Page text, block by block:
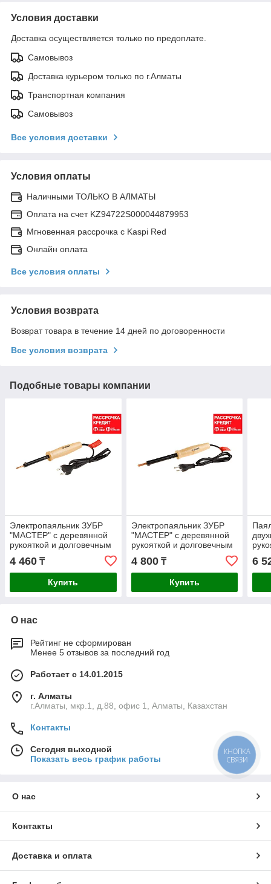
Условия доставки
Доставка осуществляется только по предоплате.
Самовывоз
Доставка курьером только по г.Алматы
Транспортная компания
Самовывоз
Все условия доставки
Условия оплаты
Наличными ТОЛЬКО В АЛМАТЫ
Оплата на счет KZ94722S000044879953
Мгновенная рассрочка с Kaspi Red
Онлайн оплата
Все условия оплаты
Условия возврата
Возврат товара в течение 14 дней по договоренности
Все условия возврата
Подобные товары компании
Электропаяльник ЗУБР
"МАСТЕР" с деревянной
рукояткой и долговечным
жалом, форма клин, 40Вт
(55405-40_z01)
4 460 ₸
Купить
Электропаяльник ЗУБР
"МАСТЕР" с деревянной
рукояткой и долговечным
жалом, форма клин 60Вт
(55405-60)
4 800₸
Купить
6
О нас
Рейтинг не сформирован
Менее 5 отзывов за последний год
Работает с 14.01.2015
г. Алматы
г.Алматы, мкр.1, д.88, офис 1, Алматы, Казахстан
Контакты
Сегодня выходной
Показать весь график работы
О нас
Контакты
Доставка и оплата
КНОПКА
СВЯЗИ